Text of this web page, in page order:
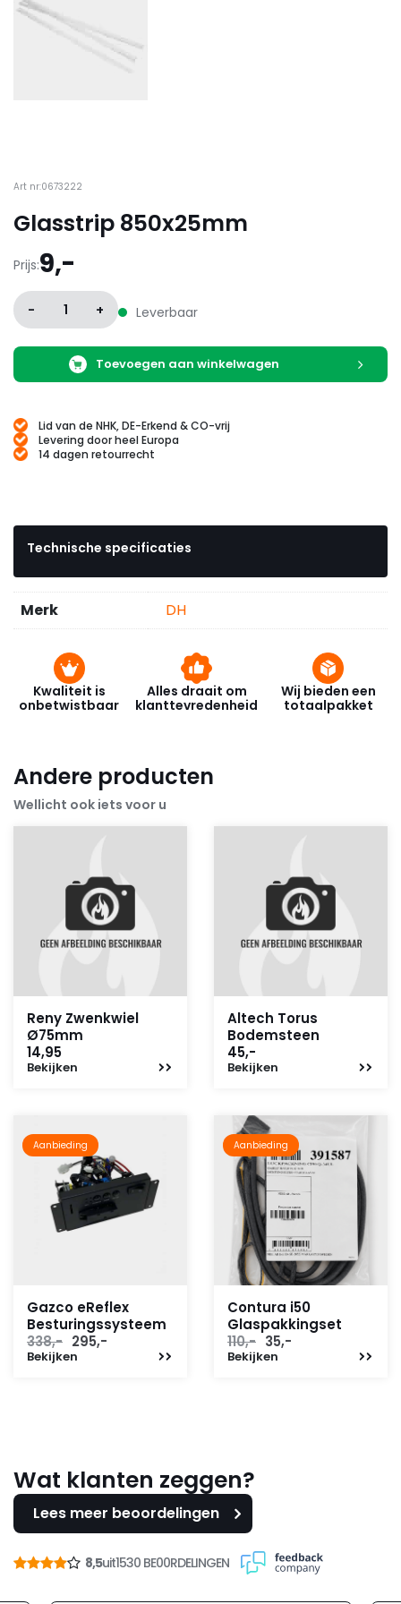
Art nr:0673222
Glasstrip 850x25mm
Prijs:9,-
- 1 + Leverbaar
Toevoegen aan winkelwagen
Lid van de NHK, DE-Erkend & CO-vrij
Levering door heel Europa
14 dagen retourrecht
Technische specificaties
Merk DH
Kwaliteit is
onbetwistbaar
Alles draait om
klanttevredenheid
Wij bieden een
totaalpakket
Andere producten
Wellicht ook iets voor u
Reny Zwenkwiel
Ø75mm
14,95
Bekijken
Altech Torus
Bodemsteen
45,-
Bekijken
Aanbieding
Gazco eReflex
Besturingssysteem
338,- Oorspronkelijke
prijs
295,-
Bekijken
Aanbieding
Contura i50
Glaspakkingset
110,- Oorspronkelijke
prijs
35,-
Bekijken
Wat klanten zeggen?
Lees meer beoordelingen
8,5uit1530 BE00RDELINGEN